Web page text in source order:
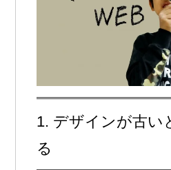
1. デザインが古い
る